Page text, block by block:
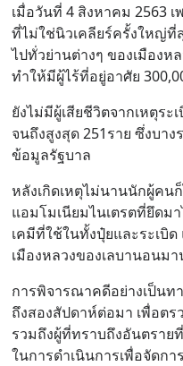
เมื่อวันที่ 4 สิงหาคม 2563 เ
ที่ไม่ใช่นิวเคลียร์ครั้งใหญ่ที่
ไปทั่วย่านต่างๆ ของเมืองห
ทำให้มีผู้ไร้ที่อยู่อาศัย
ยังไม่มีผู้เสียชีวิตจากเหตุร
จนถึงสูงสุด 251ราย ซึ่งบา
ข้อมูลรัฐบาล
หลังเกิดเหตุไม่นานนักผู้คน
แอมโมเนียมไนเตรตที่ยึดม
เคมีที่ใช้ในทั้งปุ๋ยและระเบิ
เมืองหลวงของเลบานอนม
การพิจารณาคดีอย่างเป็นท
ถึงสองสัปดาห์ต่อมา เพื่อต
รวมถึงผู้ที่ทราบถึงอันตราย
ในการดำเนินการเพื่อจัดกา